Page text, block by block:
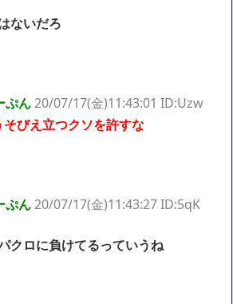
ないだろ
ぷん20/07/17(金)11:43:01 ID:Uzw
びえ立つクソを許すな
ぷん20/07/17(金)11:43:27 ID:5qK
クロに負けてるっていうね